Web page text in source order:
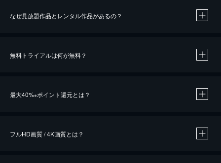
なぜ見放題作品とレンタル作品があるの？
無料トライアルは何が無料？
最大40%※ポイント還元とは？
フルHD画質 / 4K画質とは？